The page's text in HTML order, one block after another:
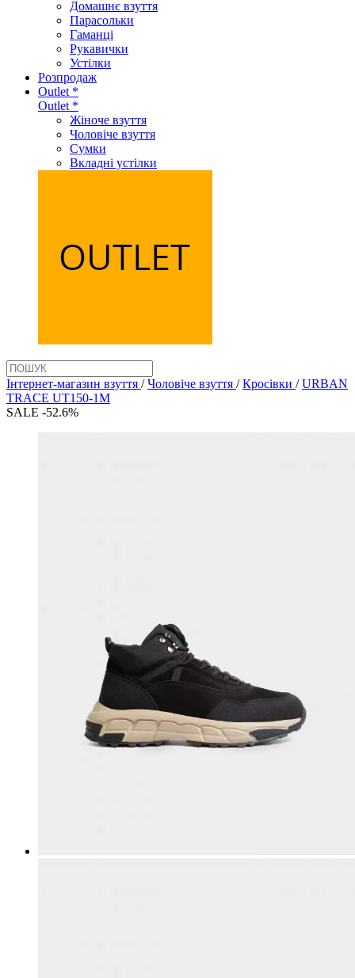
Домашнє взуття
Парасольки
Гаманці
Рукавички
Устілки
Розпродаж
Outlet *
Outlet *
Жіноче взуття
Чоловіче взуття
Сумки
Вкладні устілки
Інтернет-магазин взуття / Чоловіче взуття / Кросівки / URBAN
TRACE UT150-1M
SALE -52.6%